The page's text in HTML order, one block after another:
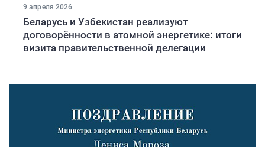
9 апреля 2026
Беларусь и Узбекистан реализуют
договорённости в атомной энергетике: итоги
визита правительственной делегации